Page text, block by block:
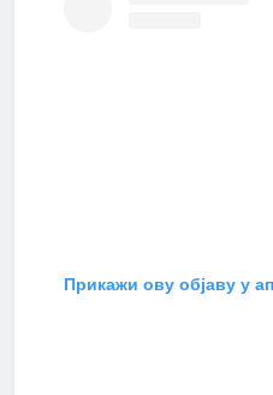
Прикажи ову објаву у